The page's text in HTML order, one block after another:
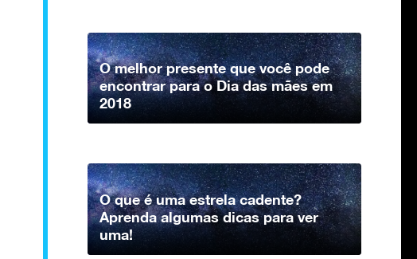
O melhor presente que você pode
encontrar para o Dia das mães em
2018
O que é uma estrela cadente?
Aprenda algumas dicas para ver
uma!